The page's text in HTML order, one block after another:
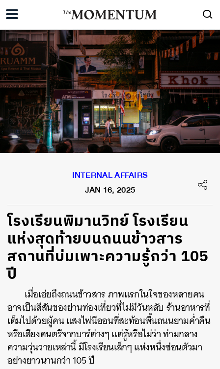
INTERNAL AFFAIRS
JAN 16, 2025
โรงเรียนพิมานวิทย์ โรงเรียน
แห่งสุดท้ายบนถนนข้าวสาร
สถานที่บ่มเพาะความรู้กว่า 105
ปี
เมื่อเอ่ยถึงถนนข้าวสาร ภาพแรกในใจของหลายคน
อาจเป็นสีสันของย่านท่องเที่ยวที่ไม่มีวันหลับ ร้านอาหารที่
เต็มไปด้วยผู้คน แสงไฟนีออนที่สะท้อนพื้นถนนยามค่ำคืน
หรือเสียงดนตรีจากบาร์ต่างๆ แต่รู้หรือไม่ว่า ท่ามกลาง
ความวุ่นวายเหล่านี้ มีโรงเรียนเล็กๆ แห่งหนึ่งซ่อนตัวมา
อย่างยาวนานกว่า 105 ปี